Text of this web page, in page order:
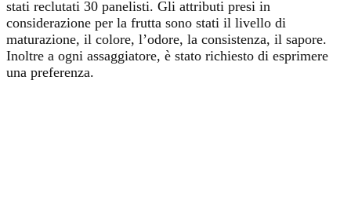
stati reclutati 30 panelisti. Gli attributi presi in
considerazione per la frutta sono stati il livello di
maturazione, il colore, l’odore, la consistenza, il sapore.
Inoltre a ogni assaggiatore, è stato richiesto di esprimere
una preferenza.